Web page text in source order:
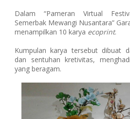
Dalam “Pameran Virtual
Semerbak Mewangi Nusantara”
menampilkan 10 karya ecoprint.
Kumpulan karya tersebut dibuat
dan sentuhan kretivitas,
yang beragam.